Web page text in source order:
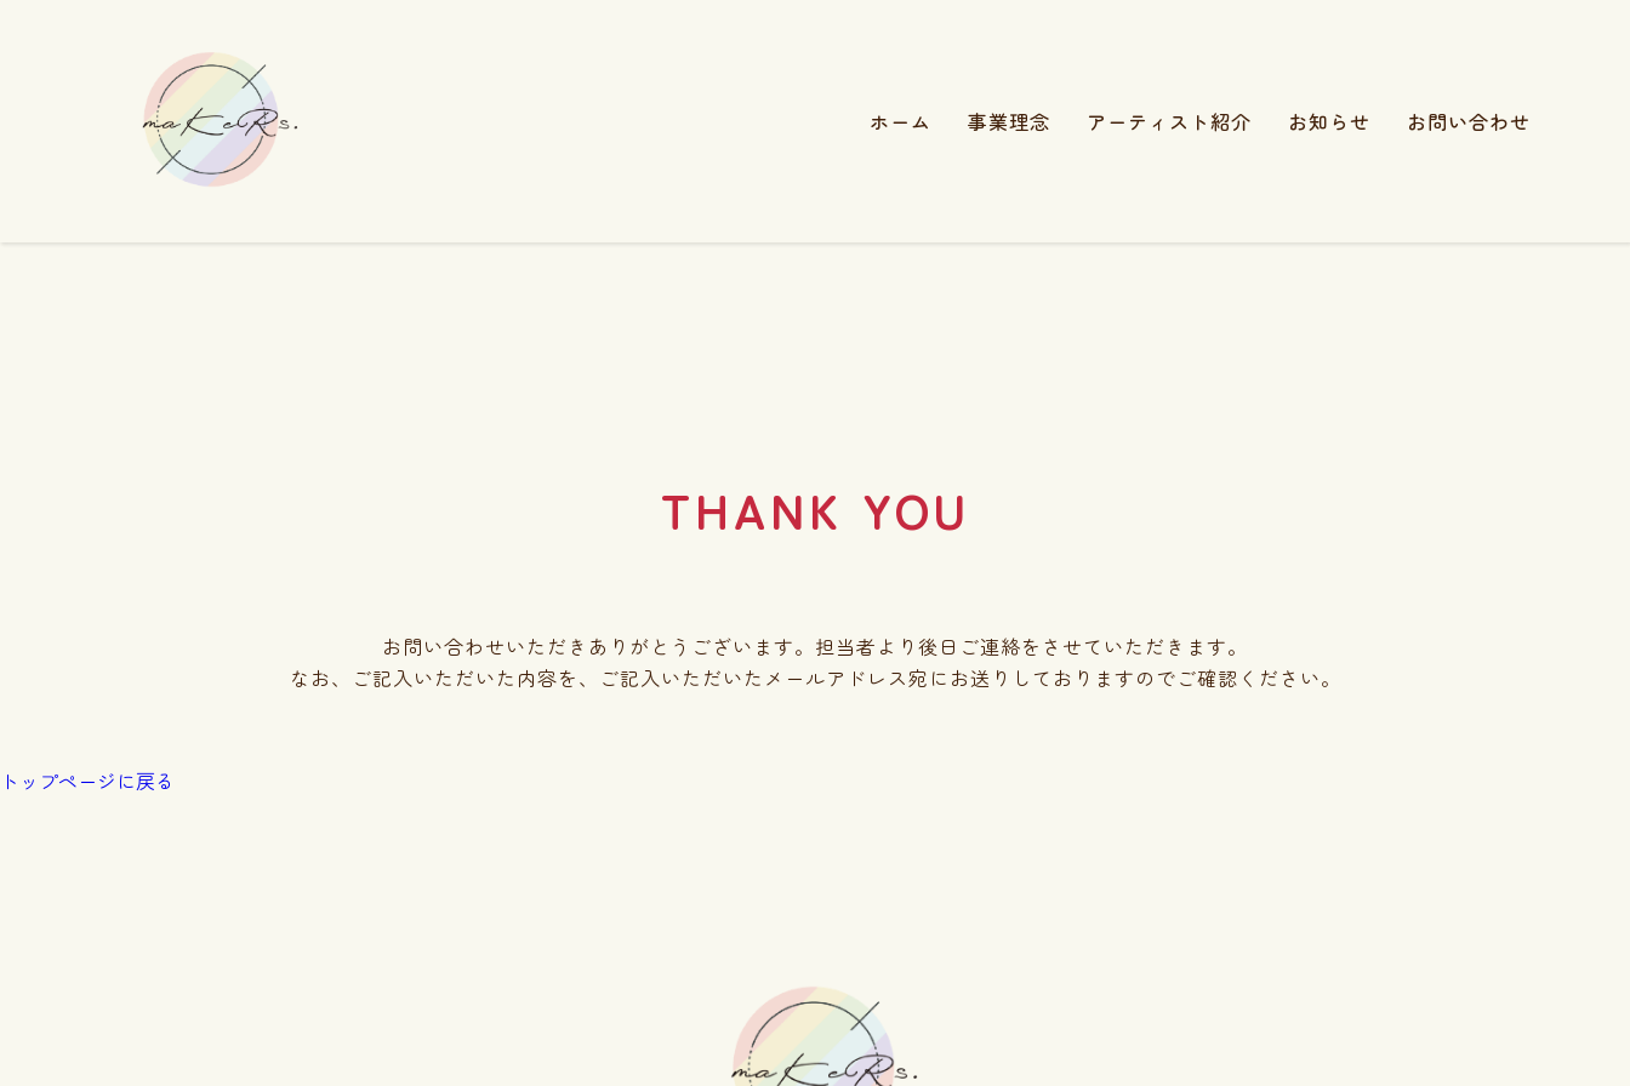
ホーム 事業理念 アーティスト紹介 お知らせ お問い合わせ
THANK YOU
お問い合わせいただきありがとうございます。 担当者より後日ご連絡をさせていただきます。
なお、ご記入いただいた内容を、ご記入いただいたメールアドレス宛にお送りしておりますのでご確認ください。
トップページに戻る